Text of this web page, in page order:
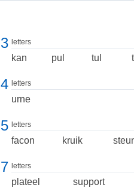
3 letters
kan pul tul
4 letters
urne
5 letters
facon kruik
7 letters
plateel support